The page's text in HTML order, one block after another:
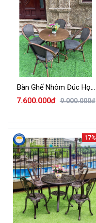
Bàn Ghế Nhôm Đúc Họa
Tiết Hoa Lan Sân Vườn 4
7.600.000đ 9.000.000đ
17%